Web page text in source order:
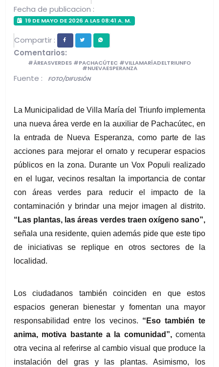
Fecha de publicacion :
19 DE MAYO DE 2026 A LAS 08:41 A. M.
Compartir :
Comentarios:
#ÁREASVERDES #PACHACÚTEC #VILLAMARÍADELTRIUNFO
#NUEVAESPERANZA
Fuente : FOTO/DIFUSIÓN
La Municipalidad de Villa María del Triunfo implementa
una nueva área verde en la auxiliar de Pachacútec, en
la entrada de Nueva Esperanza, como parte de las
acciones para mejorar el ornato y recuperar espacios
públicos en la zona. Durante un Vox Populi realizado
en el lugar, vecinos resaltan la importancia de contar
con áreas verdes para reducir el impacto de la
contaminación y brindar una mejor imagen al distrito.
“Las plantas, las áreas verdes traen oxígeno sano”,
señala una residente, quien además pide que este tipo
de iniciativas se replique en otros sectores de la
localidad.
Los ciudadanos también coinciden en que estos
espacios generan bienestar y fomentan una mayor
responsabilidad entre los vecinos. “Eso también te
anima, motiva bastante a la comunidad”, comenta
otra vecina al referirse al cambio visual que produce la
instalación del gras y las plantas. Asimismo, los